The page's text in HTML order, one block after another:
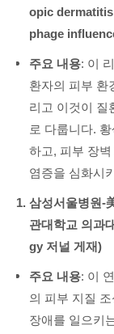
opic
phage
주요 내용: 이
환자의 피부 환
리고 이것이 질
로 다룹니다.
하고, 피부 장
염증을 심화시
삼성서울병원-
관대학교 의과
gy 저널 게재)
주요 내용: 이
의 피부 지질
장애를 일으키